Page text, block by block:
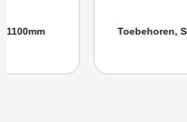
Toebehoren, SPANRIEM